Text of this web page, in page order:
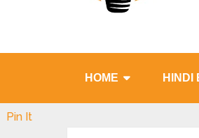
HOME HINDI
Pin It